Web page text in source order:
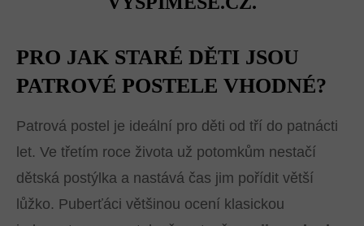
PRO JAK STARÉ DĚTI JSOU
PATROVÉ POSTELE VHODNÉ?
Patrová postel je ideální pro děti od tří do patnácti
let. Ve třetím roce života už potomkům nestačí
dětská postýlka a nastává čas jim pořídit větší
lůžko. Puberťáci většinou ocení klasickou